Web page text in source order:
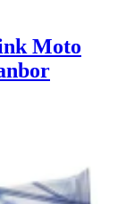
Moto